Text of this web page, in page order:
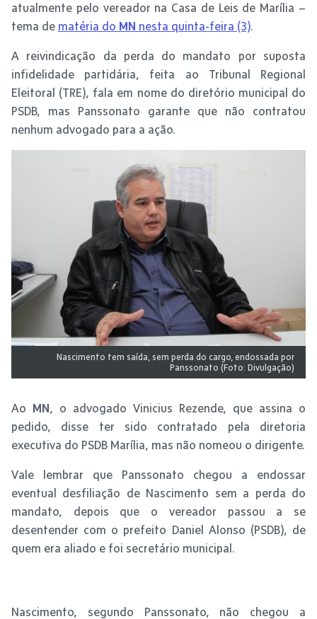
atualmente pelo vereador na Casa de Leis de Marília –
tema de matéria do MN nesta quinta-feira (3).
A reivindicação da perda do mandato por suposta
infidelidade partidária, feita ao Tribunal Regional
Eleitoral (TRE), fala em nome do diretório municipal do
PSDB, mas Panssonato garante que não contratou
nenhum advogado para a ação.
Nascimento tem saída, sem perda do cargo, endossada por
Panssonato (Foto: Divulgação)
Ao MN, o advogado Vinicius Rezende, que assina o
pedido, disse ter sido contratado pela diretoria
executiva do PSDB Marília, mas não nomeou o dirigente.
Vale lembrar que Panssonato chegou a endossar
eventual desfiliação de Nascimento sem a perda do
mandato, depois que o vereador passou a se
desentender com o prefeito Daniel Alonso (PSDB), de
quem era aliado e foi secretário municipal.
Nascimento, segundo Panssonato, não chegou a